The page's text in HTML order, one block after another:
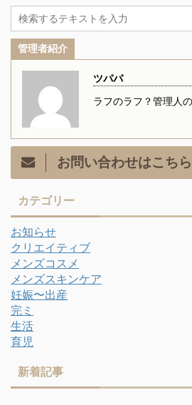
管理者紹介
ツパパ
ラフのラフ？管理人
お問い合わせはこち
カテゴリー
お知らせ
クリエイティブ
メンズコスメ
メンズスキンケア
妊娠〜出産
完ミ
生活
育児
新着記事